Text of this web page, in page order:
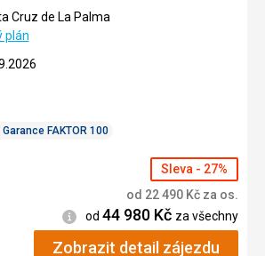
Garance FAKTOR 100
Cruz de La Palma
plán
Sleva - 27%
od 22 490 Kč za os.
Informace
od 44 980 Kč za všechny
Zobrazit detail zájezdu